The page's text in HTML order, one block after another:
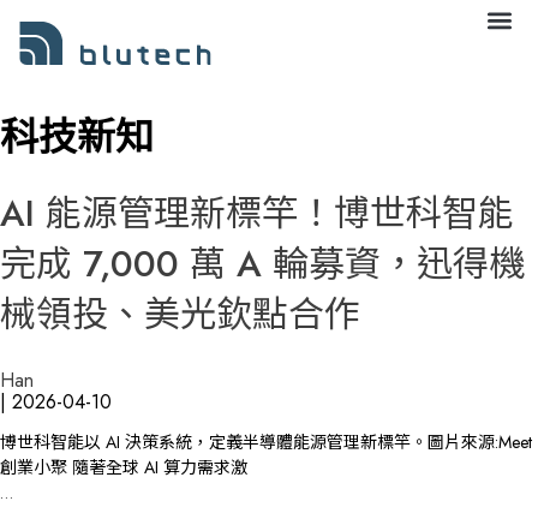
科技新知
AI 能源管理新標竿！博世科智能
完成 7,000 萬 A 輪募資，迅得機
械領投、美光欽點合作
Han
| 2026-04-10
博世科智能以 AI 決策系統，定義半導體能源管理新標竿。圖片來源:Meet
創業小聚 隨著全球 AI 算力需求激
…